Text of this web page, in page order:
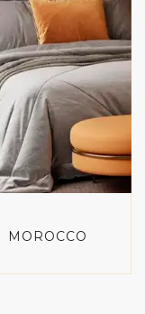
MOROCCO